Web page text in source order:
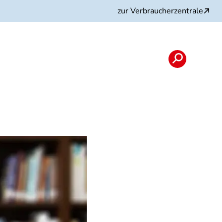
zur Verbraucherzentrale